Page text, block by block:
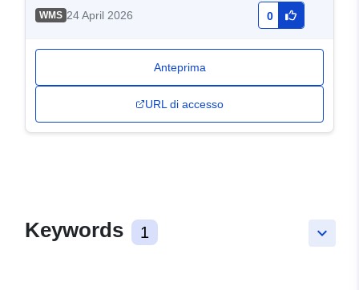
WMS 24 April 2026 0
Anteprima
URL di accesso
keyboard_arrow_down
Keywords 1